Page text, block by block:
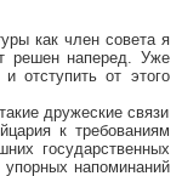
как член совета я
решен наперед. Уже
отступить от этого
дружеские связи
к требованиям
государственных
напоминаний